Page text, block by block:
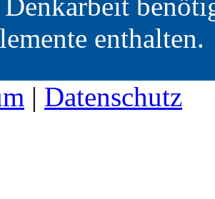
enthalten.
| Datenschutz